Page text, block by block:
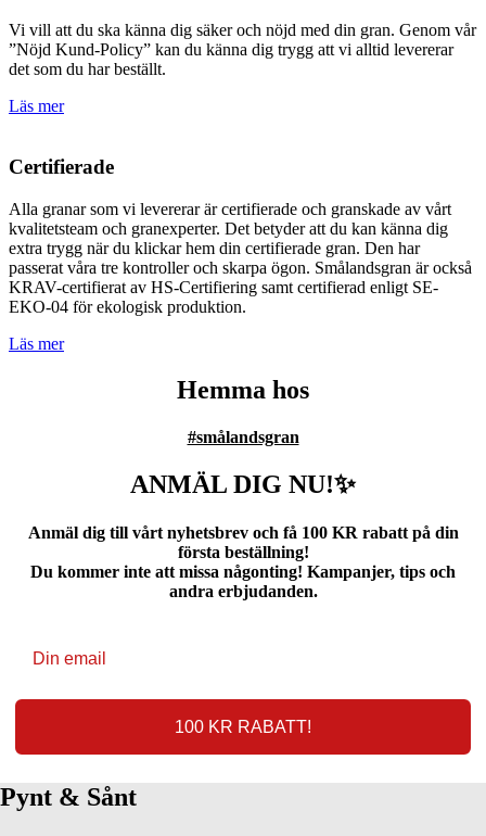
Vi vill att du ska känna dig säker och nöjd med din gran. Genom vår
”Nöjd Kund-Policy” kan du känna dig trygg att vi alltid levererar
det som du har beställt.
Läs mer
Certifierade
Alla granar som vi levererar är certifierade och granskade av vårt
kvalitetsteam och granexperter. Det betyder att du kan känna dig
extra trygg när du klickar hem din certifierade gran. Den har
passerat våra tre kontroller och skarpa ögon. Smålandsgran är också
KRAV-certifierat av HS-Certifiering samt certifierad enligt SE-
EKO-04 för ekologisk produktion.
Läs mer
Hemma hos
#smålandsgran
ANMÄL DIG NU!✨
Anmäl dig till vårt nyhetsbrev och få 100 KR rabatt på din
första beställning!
Du kommer inte att missa någonting! Kampanjer, tips och
andra erbjudanden.
100 KR RABATT!
Pynt & Sånt